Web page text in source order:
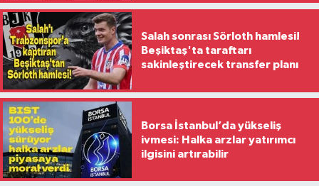
Salah sonrası Sörloth hamlesi!
Beşiktaş'ta taraftarı
sakinleştirecek transfer planı
Borsa İstanbul’da yükseliş
ivmesi: Halka arzlar yatırımcı
ilgisini artırabilir